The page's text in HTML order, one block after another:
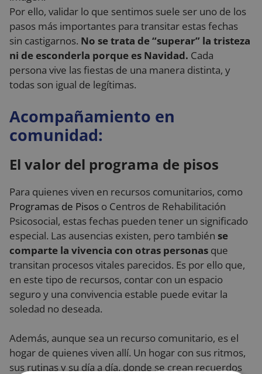
Por ello, validar lo que sentimos suele ser uno de los
pasos más importantes para transitar estas fechas
sin castigarnos. No se trata de “superar” la tristeza
ni de esconderla porque es Navidad. Cada
persona vive las fiestas de una manera distinta, y
todas son igual de legítimas.
Acompañamiento en
comunidad:
El valor del programa de pisos
Para quienes viven en recursos comunitarios, como
Programas de Pisos o Centros de Rehabilitación
Psicosocial, estas fechas pueden tener un significado
especial. Las ausencias existen, pero también se
comparte la vivencia con otras personas que
transitan procesos vitales parecidos. Es por ello que,
en este tipo de recursos, contar con un espacio
seguro y una convivencia estable puede evitar la
soledad no deseada.
Además, aunque sea un recurso comunitario, es el
hogar de quienes viven allí. Un hogar con sus ritmos,
sus rutinas y su día a día, donde se crean recuerdos